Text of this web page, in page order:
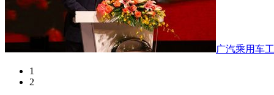
广汽乘用车
1
2